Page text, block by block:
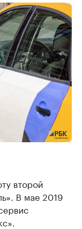
второй
В мае 2019